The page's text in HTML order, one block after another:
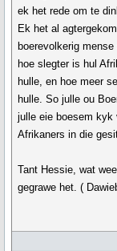
ek het rede om te
Ek het al
boerevolkerig
hoe slegter is hul
hulle, en hoe meer
hulle. So julle ou
julle eie boesem kyk
Afrikaners in die
Tant Hessie, wat
gegrawe het. (